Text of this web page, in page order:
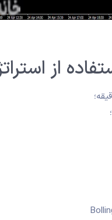
از استراتژی